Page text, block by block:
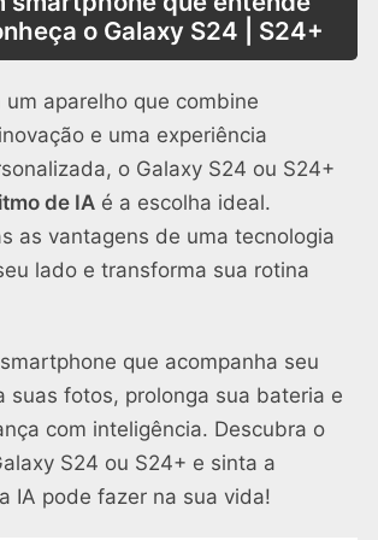
o Galaxy S24 | S24+
um aparelho que combine
e uma experiência
o Galaxy S24 ou S24+
de IA é a escolha ideal.
as vantagens de uma tecnologia
lado e transforma sua rotina
que acompanha seu
suas fotos, prolonga sua bateria e
com inteligência. Descubra o
S24 ou S24+ e sinta a
IA pode fazer na sua vida!